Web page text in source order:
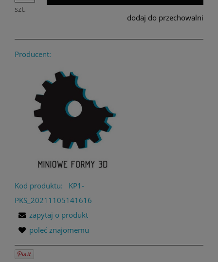
szt.
dodaj do przechowalni
Producent:
Kod produktu:
KP1-
PKS_20211105141616
zapytaj o produkt
poleć znajomemu